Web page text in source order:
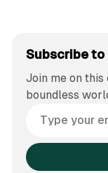
Subscribe
Join me on
boundless